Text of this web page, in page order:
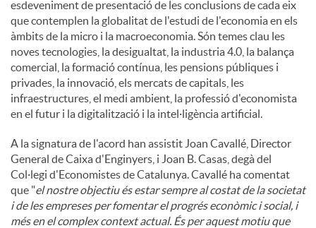
esdeveniment de presentació de les conclusions de cada eix
que contemplen la globalitat de l'estudi de l'economia en els
àmbits de la micro i la macroeconomia. Són temes clau les
noves tecnologies, la desigualtat, la industria 4.0, la balança
comercial, la formació contínua, les pensions públiques i
privades, la innovació, els mercats de capitals, les
infraestructures, el medi ambient, la professió d'economista
en el futur i la digitalització i la intel·ligència artificial.
A la signatura de l'acord han assistit Joan Cavallé, Director
General de Caixa d'Enginyers, i Joan B. Casas, degà del
Col·legi d'Economistes de Catalunya. Cavallé ha comentat
que "el nostre objectiu és estar sempre al costat de la societat
i de les empreses per fomentar el progrés econòmic i social, i
més en el complex context actual. És per aquest motiu que